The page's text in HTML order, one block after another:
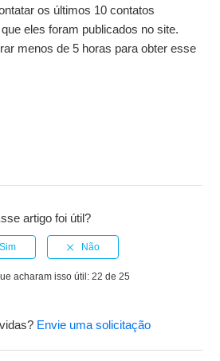
os últimos 10 contatos
eles foram publicados no site.
menos de 5 horas para obter esse
artigo foi útil?
acharam isso útil: 22 de 25
Envie uma solicitação